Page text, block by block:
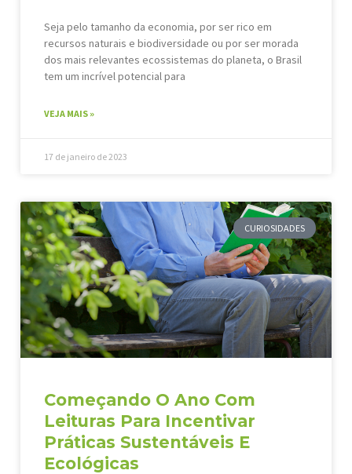
Seja pelo tamanho da economia, por ser rico em
recursos naturais e biodiversidade ou por ser morada
dos mais relevantes ecossistemas do planeta, o Brasil
tem um incrível potencial para
VEJA MAIS »
17 de janeiro de 2023
CURIOSIDADES
Começando O Ano Com
Leituras Para Incentivar
Práticas Sustentáveis E
Ecológicas